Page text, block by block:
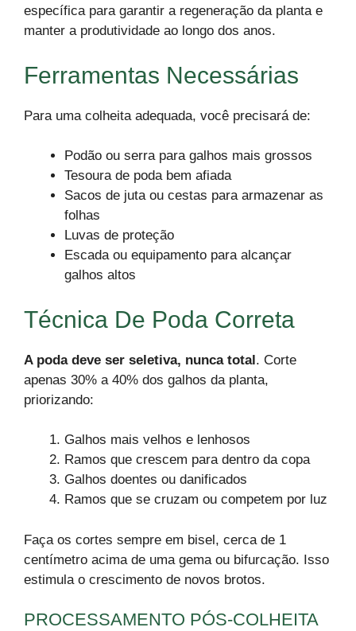
específica para garantir a regeneração da planta e
manter a produtividade ao longo dos anos.
Ferramentas Necessárias
Para uma colheita adequada, você precisará de:
Podão ou serra para galhos mais grossos
Tesoura de poda bem afiada
Sacos de juta ou cestas para armazenar as
folhas
Luvas de proteção
Escada ou equipamento para alcançar
galhos altos
Técnica De Poda Correta
A poda deve ser seletiva, nunca total. Corte
apenas 30% a 40% dos galhos da planta,
priorizando:
Galhos mais velhos e lenhosos
Ramos que crescem para dentro da copa
Galhos doentes ou danificados
Ramos que se cruzam ou competem por luz
Faça os cortes sempre em bisel, cerca de 1
centímetro acima de uma gema ou bifurcação. Isso
estimula o crescimento de novos brotos.
PROCESSAMENTO PÓS-COLHEITA